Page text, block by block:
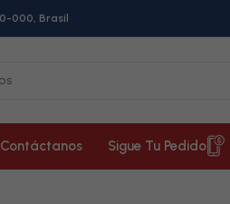
000, Brasil
Contáctanos Sigue Tu Pedido